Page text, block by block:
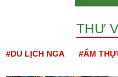
THƯ
#DU LỊCH NGA #ẨM